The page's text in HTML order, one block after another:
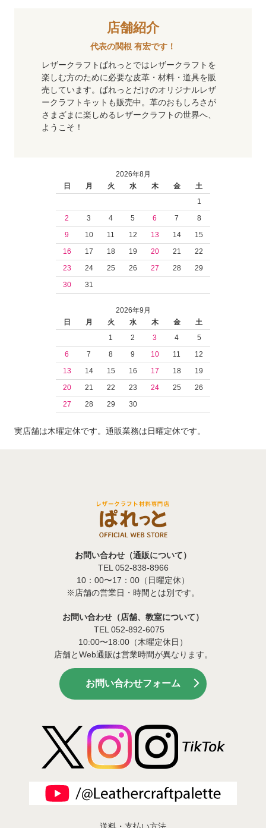
店舗紹介
代表の関根 有宏です！
レザークラフトぱれっとではレザークラフトを
楽しむ方のために必要な皮革・材料・道具を販
売しています。ぱれっとだけのオリジナルレザ
ークラフトキットも販売中。革のおもしろさが
さまざまに楽しめるレザークラフトの世界へ、
ようこそ！
2026年8月
日
月 火 水 木 金
土
1
2
3 4 5 6 7
8
9
10 11 12 13 14
15
16
17 18 19 20 21
22
23
24 25 26 27 28
29
30
31
2026年9月
日
月 火 水 木 金
土
1
2 3 4
5
6
7 8 9 10 11
12
13
14 15 16 17 18
19
20
21 22 23 24 25
26
27
28 29 30
実店舗は木曜定休です。通販業務は日曜定休です。
お問い合わせ（通販について）
TEL 052-838-8966
10：00〜17：00（日曜定休）
※店舗の営業日・時間とは別です。
お問い合わせ（店舗、教室について）
TEL 052-892-6075
10:00〜18:00（木曜定休日）
店舗とWeb通販は営業時間が異なります。
お問い合わせフォーム